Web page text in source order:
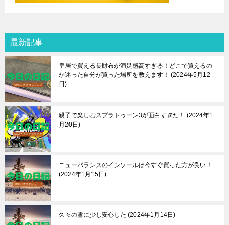
最新記事
皇居で買える長財布が満足感高すぎる！どこで買えるの
か迷った自分が買った場所を教えます！
2024年5月12
日
親子で楽しむスプラトゥーン3が面白すぎた！
2024年1
月20日
ニューバランスのインソールは今すぐ買った方が良い！
2024年1月15日
久々の雪に少し安心した 2024年1月14日